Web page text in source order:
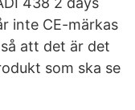
inte CE-märkas
att det är det
som ska se